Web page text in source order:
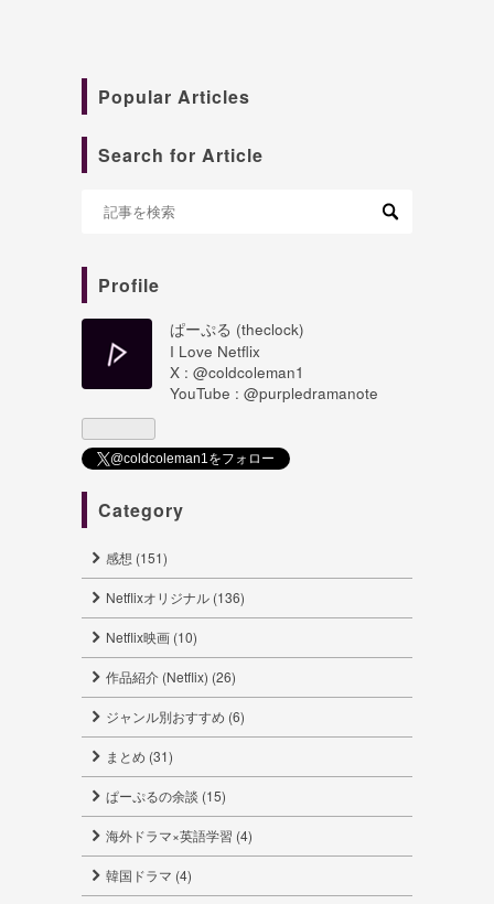
Popular Articles
Search for Article
Profile
ぱーぷる (theclock)
I Love Netflix
X : @coldcoleman1
YouTube : @purpledramanote
@coldcoleman1をフォロー
Category
感想 (151)
Netflixオリジナル (136)
Netflix映画 (10)
作品紹介 (Netflix) (26)
ジャンル別おすすめ (6)
まとめ (31)
ぱーぷるの余談 (15)
海外ドラマ×英語学習 (4)
韓国ドラマ (4)